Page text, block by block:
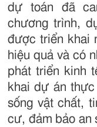
dự toán đã
chương trình,
được triển khai
hiệu quả và có
phát triển kinh
khai dự án
sống vật chất,
cư, đảm bảo an